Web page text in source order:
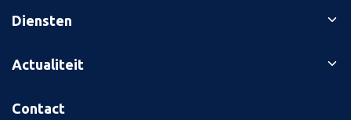
Ons verhaal
Succesverhalen
Diensten
Bedrijfsopvolging
Boekhouding
Actualiteit
Blog
Contact